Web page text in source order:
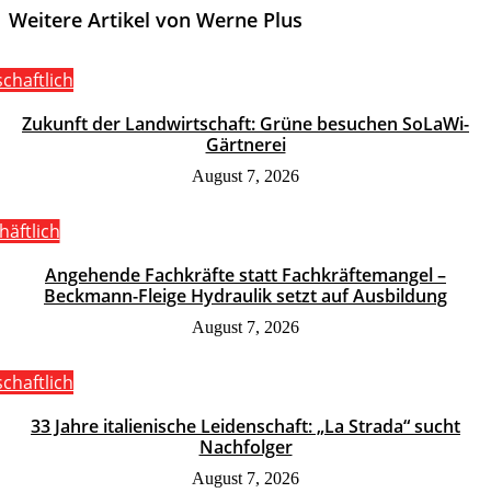
Weitere Artikel von Werne Plus
Zukunft der Landwirtschaft: Grüne besuchen SoLaWi-
Gärtnerei
August 7, 2026
Angehende Fachkräfte statt Fachkräftemangel –
Beckmann-Fleige Hydraulik setzt auf Ausbildung
August 7, 2026
33 Jahre italienische Leidenschaft: „La Strada“ sucht
Nachfolger
August 7, 2026